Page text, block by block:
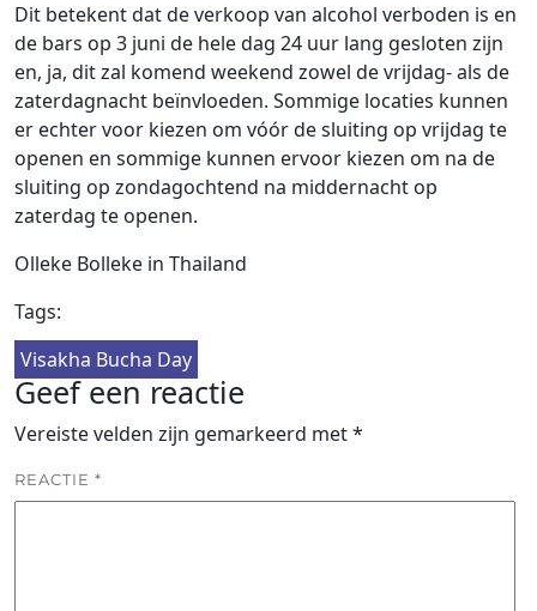
Dit betekent dat de verkoop van alcohol verboden is en
de bars op 3 juni de hele dag 24 uur lang gesloten zijn
en, ja, dit zal komend weekend zowel de vrijdag- als de
zaterdagnacht beïnvloeden. Sommige locaties kunnen
er echter voor kiezen om vóór de sluiting op vrijdag te
openen en sommige kunnen ervoor kiezen om na de
sluiting op zondagochtend na middernacht op
zaterdag te openen.
Olleke Bolleke in Thailand
Tags:
Visakha Bucha Day
Geef een reactie
Vereiste velden zijn gemarkeerd met*
REACTIE *